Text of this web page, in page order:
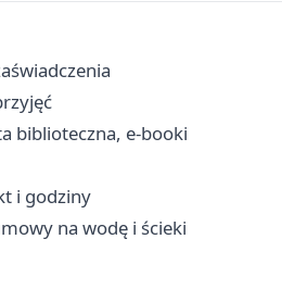
biblioteczna, e-booki
i godziny
na wodę i ścieki